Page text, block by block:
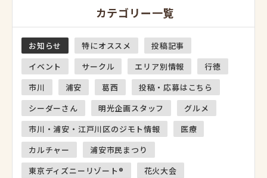
カテゴリー一覧
お知らせ 特にオススメ
投稿記事
イベント
サークル エリア別情報
行徳
市川
浦安 葛西
投稿・応募はこちら
シーダーさん
明光企画スタッフ
グルメ
市川・浦安・江戸川区のジモト情報
医療
カルチャー
浦安市民まつり
東京ディズニーリゾート®
花火大会